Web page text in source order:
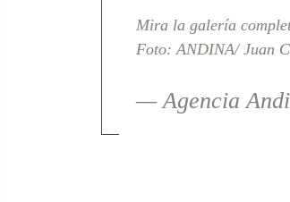
Mira la galería
Foto: ANDINA/ Juan
— Agencia